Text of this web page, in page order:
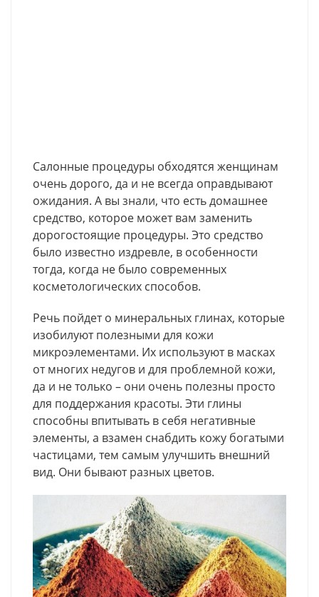
Салонные процедуры обходятся женщинам
очень дорого, да и не всегда оправдывают
ожидания. А вы знали, что есть домашнее
средство, которое может вам заменить
дорогостоящие процедуры. Это средство
было известно издревле, в особенности
тогда, когда не было современных
косметологических способов.
Речь пойдет о минеральных глинах, которые
изобилуют полезными для кожи
микроэлементами. Их используют в масках
от многих недугов и для проблемной кожи,
да и не только – они очень полезны просто
для поддержания красоты. Эти глины
способны впитывать в себя негативные
элементы, а взамен снабдить кожу богатыми
частицами, тем самым улучшить внешний
вид. Они бывают разных цветов.